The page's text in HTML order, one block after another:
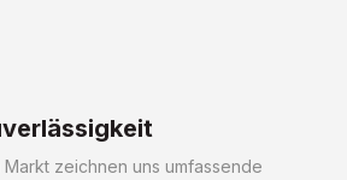
zeichnen uns umfassende